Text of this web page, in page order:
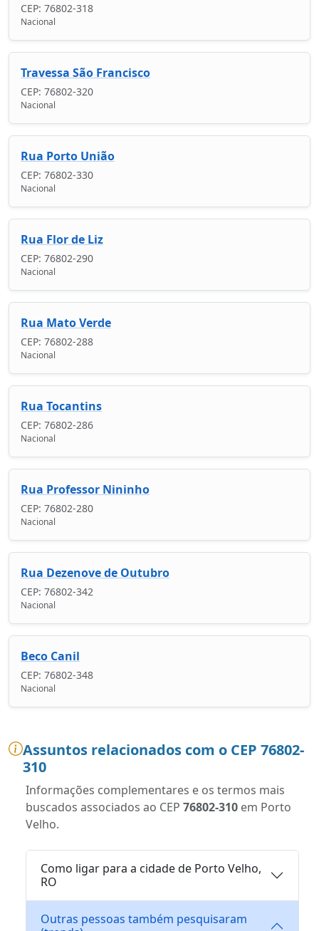
CEP: 76802-318
Nacional
Travessa São Francisco
CEP: 76802-320
Nacional
Rua Porto União
CEP: 76802-330
Nacional
Rua Flor de Liz
CEP: 76802-290
Nacional
Rua Mato Verde
CEP: 76802-288
Nacional
Rua Tocantins
CEP: 76802-286
Nacional
Rua Professor Nininho
CEP: 76802-280
Nacional
Rua Dezenove de Outubro
CEP: 76802-342
Nacional
Beco Canil
CEP: 76802-348
Nacional
Assuntos relacionados com o CEP 76802-
310
Informações complementares e os termos mais
buscados associados ao CEP 76802-310 em Porto
Velho.
Como ligar para a cidade de Porto Velho,
RO
Outras pessoas também pesquisaram